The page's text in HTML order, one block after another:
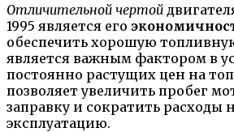
Отличительной чертой
1995 является его
обеспечить хорошую
является важным фактором в
постоянно растущих цен на
позволяет увеличить пробег
заправку и сократить расходы
эксплуатацию.